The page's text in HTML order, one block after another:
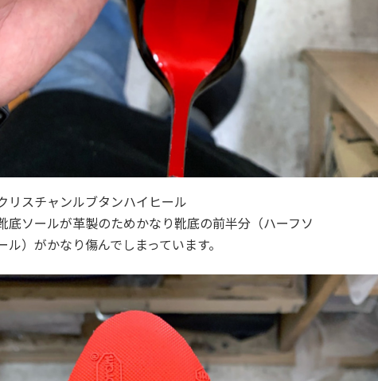
リスチャンルブタンハイヒール
底ソールが革製のためかなり靴底の前半分（ハーフソ
ル）がかなり傷んでしまっています。